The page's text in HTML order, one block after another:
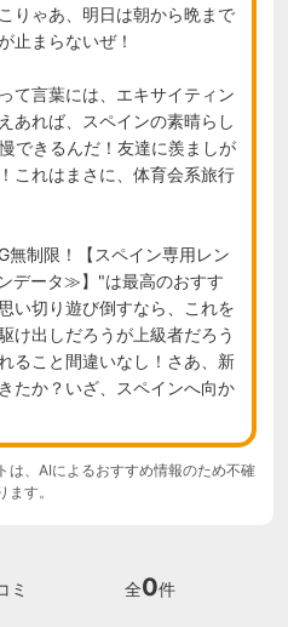
りゃあ、明日は朝から晩まで
止まらないぜ！
て言葉には、エキサイティン
あれば、スペインの素晴らし
できるんだ！友達に羨ましが
これはまさに、体育会系旅行
無制限！【スペイン専用レン
データ≫】"は最高のおすす
い切り遊び倒すなら、これを
け出しだろうが上級者だろう
ること間違いなし！さあ、新
たか？いざ、スペインへ向か
は、AIによるおすすめ情報のため不確
す。
ミ 全0件